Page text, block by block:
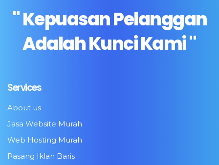
" Kepuasan Pelanggan
Adalah Kunci Kami "
Services
About us
Jasa Website Murah
Web Hosting Murah
Pasang Iklan Baris